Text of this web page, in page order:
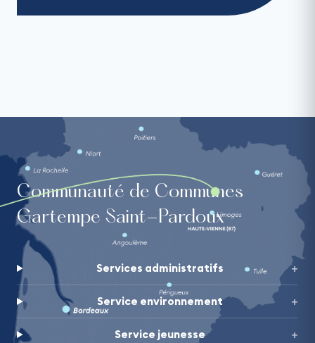
Communauté de Communes
Gartempe Saint-Pardoux
Services administratifs
Service environnement
Service jeunesse